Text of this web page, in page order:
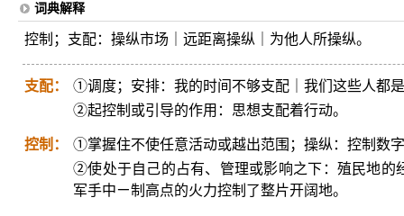
词典解释
控制；支配：操纵市场｜远距离操纵｜为他人所操纵。
支配：
①调度；安排：我的时间不够支配｜我们这些人都
②起控制或引导的作用：思想支配着行动。
控制：
①掌握住不使任意活动或越出范围；操纵：控制数
②使处于自己的占有、管理或影响之下：殖民地的
军手中ㄧ制高点的火力控制了整片开阔地。